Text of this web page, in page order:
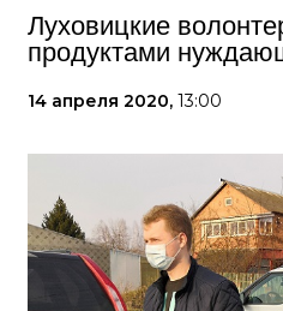
Луховицкие
продуктами
14 апреля 2020, 13:00